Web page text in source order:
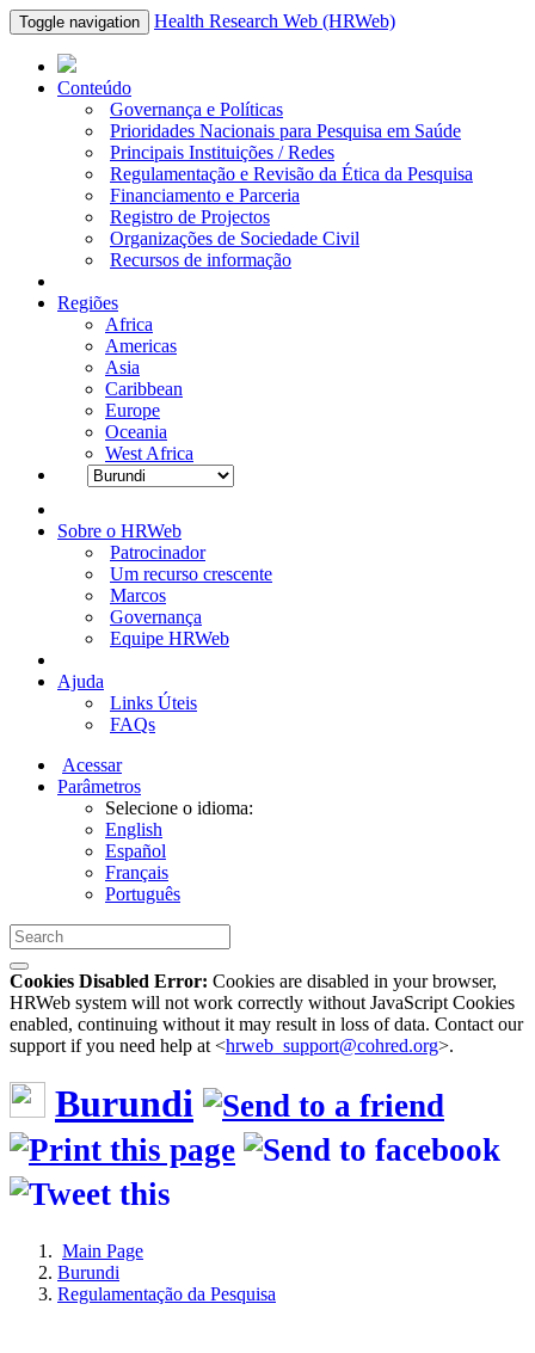
Toggle navigation Health Research Web (HRWeb)
Conteúdo
Governança e Políticas
Prioridades Nacionais para Pesquisa em Saúde
Principais Instituições / Redes
Regulamentação e Revisão da Ética da Pesquisa
Financiamento e Parceria
Registro de Projectos
Organizações de Sociedade Civil
Recursos de informação
Regiões
Africa
Americas
Asia
Caribbean
Europe
Oceania
West Africa
Sobre o HRWeb
Patrocinador
Um recurso crescente
Marcos
Governança
Equipe HRWeb
Ajuda
Links Úteis
FAQs
Acessar
Parâmetros
Selecione o idioma:
English
Español
Français
Português
Cookies Disabled Error: Cookies are disabled in your browser,
HRWeb system will not work correctly without JavaScript Cookies
enabled, continuing without it may result in loss of data. Contact our
support if you need help at <hrweb_support@cohred.org>.
Burundi
Main Page
Burundi
Regulamentação da Pesquisa